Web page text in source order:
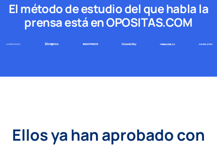
El método de estudio del que habla la
prensa está en OPOSITAS.COM
Ellos ya han aprobado con